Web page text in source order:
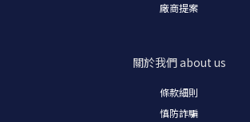
廠商提案
關於我們about us
條款細則
慎防詐騙